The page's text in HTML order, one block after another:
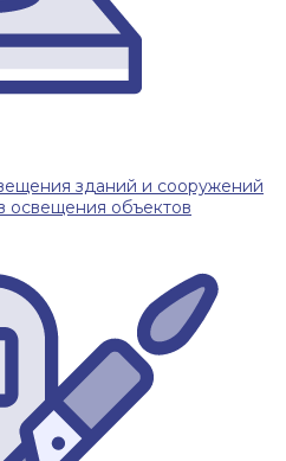
зданий и сооружений
освещения объектов